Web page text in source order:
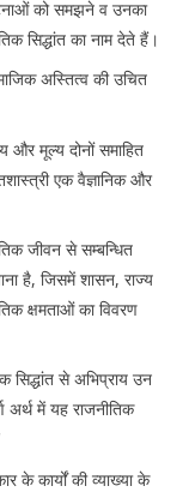
को समझने व उनका
सिद्धांत का नाम देते हैं।
अस्तित्व की उचित
और मूल्य दोनों समाहित
एक वैज्ञानिक और
जीवन से सम्बन्धित
है, जिसमें शासन, राज्य
क्षमताओं का विवरण
सिद्धांत से अभिप्राय उन
अर्थ में यह राजनीतिक
के कार्यों की व्याख्या के